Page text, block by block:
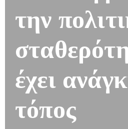
την
έχει
τόπος